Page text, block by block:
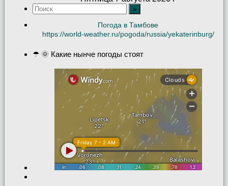
Погода в Тамбове
https://world-weather.ru/pogoda/russia/yekaterinburg/
☂ 🌞 Какие нынче погоды стоят